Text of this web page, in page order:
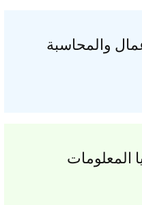
والمحاسبة
المعلومات